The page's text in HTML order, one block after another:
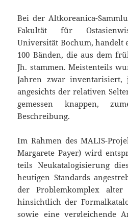
Bei der Altkoreanica-
Fakultät für
Universität Bochum, handelt
100 Bänden, die aus dem
Jh. stammen. Meistenteils
Jahren zwar
angesichts der relativen
ge­messen knappen,
Beschreibung.
Im Rahmen des MALIS-
Margarete Payer) wird
teils Neukatalogisierung
heutigen Standards
der Problemkomplex alter
hinsichtlich der
sowie eine vergleichende